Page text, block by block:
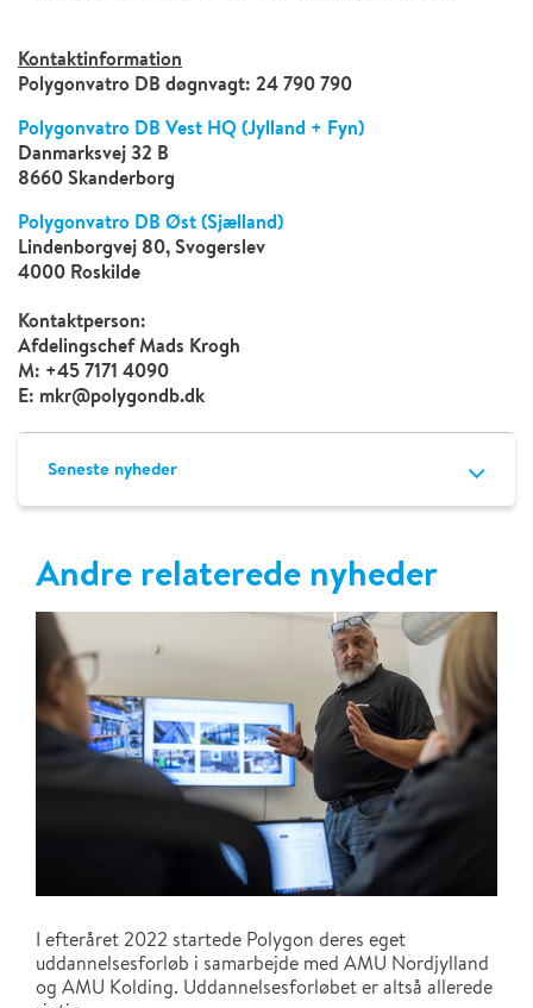
Kontaktinformation
Polygonvatro DB døgnvagt: 24 790 790
Polygonvatro DB Vest HQ (Jylland + Fyn)
Danmarksvej 32 B
8660 Skanderborg
Polygonvatro DB Øst (Sjælland)
Lindenborgvej 80, Svogerslev
4000 Roskilde
Kontaktperson:
Afdelingschef Mads Krogh
M: +45 7171 4090
E: mkr@polygondb.dk
Seneste nyheder
Andre relaterede nyheder
I efteråret 2022 startede Polygon deres eget
uddannelsesforløb i samarbejde med AMU Nordjylland
og AMU Kolding. Uddannelsesforløbet er altså allerede